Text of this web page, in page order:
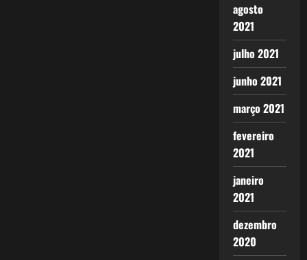
agosto
2021
julho 2021
junho 2021
março 2021
fevereiro
2021
janeiro
2021
dezembro
2020